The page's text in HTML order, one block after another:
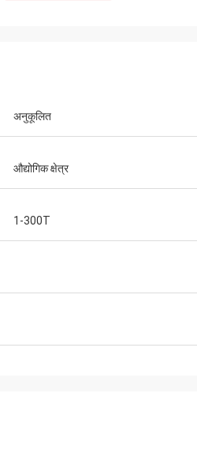
अनुकूलित
औद्योगिक क्षेत्र
1-300T